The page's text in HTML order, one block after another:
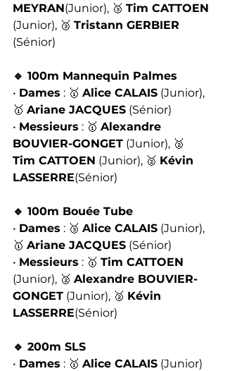
MEYRAN(Junior), 🥉 Tim CATTOEN
(Junior), 🥉 Tristann GERBIER
(Sénior)
🔹 100m Mannequin Palmes
• Dames : 🥇 Alice CALAIS (Junior),
🥇 Ariane JACQUES (Sénior)
• Messieurs : 🥇 Alexandre
BOUVIER-GONGET (Junior), 🥈
Tim CATTOEN (Junior), 🥈 Kévin
LASSERRE(Sénior)
🔹 100m Bouée Tube
• Dames : 🥉 Alice CALAIS (Junior),
🥇 Ariane JACQUES (Sénior)
• Messieurs : 🥇 Tim CATTOEN
(Junior), 🥈 Alexandre BOUVIER-
GONGET (Junior), 🥈 Kévin
LASSERRE(Sénior)
🔹 200m SLS
• Dames : 🥇 Alice CALAIS (Junior)